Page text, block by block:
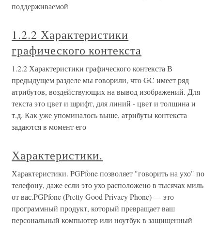
поддерживаемой
1.2.2 Характеристики
графического контекста
1.2.2 Характеристики графического контекста В
предыдущем разделе мы говорили, что GC имеет ряд
атрибутов, воздействующих на вывод изображений. Для
текста это цвет и шрифт, для линий - цвет и толщина и
т.д. Как уже упоминалось выше, атрибуты контекста
задаются в момент его
Характеристики.
Характеристики. PGPfone позволяет "говорить на ухо" по
телефону, даже если это ухо расположено в тысячах миль
от вас.PGPfone (Pretty Good Privacy Phone) — это
программный продукт, который превращает ваш
персональный компьютер или ноутбук в защищенный